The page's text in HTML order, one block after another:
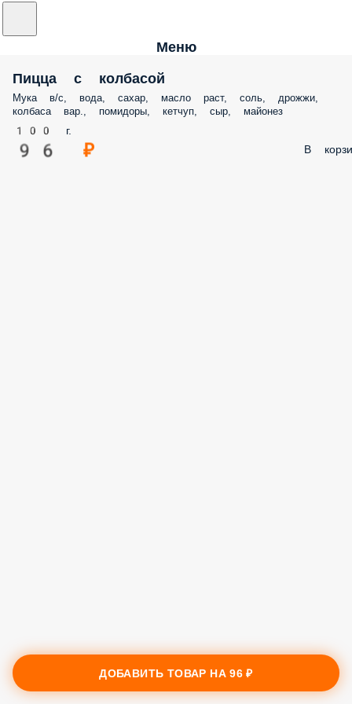
Меню
Пицца с колбасой
Мука в/с, вода, сахар, масло раст, соль, дрожжи,
колбаса вар., помидоры, кетчуп, сыр, майонез
100 г.
96 ₽ В
ДОБАВИТЬ ТОВАР НА96 ₽